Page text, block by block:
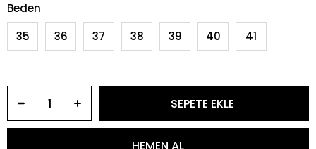
Beden
35
36 37 38 39 40 41